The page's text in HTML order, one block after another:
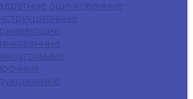
оцинкованные